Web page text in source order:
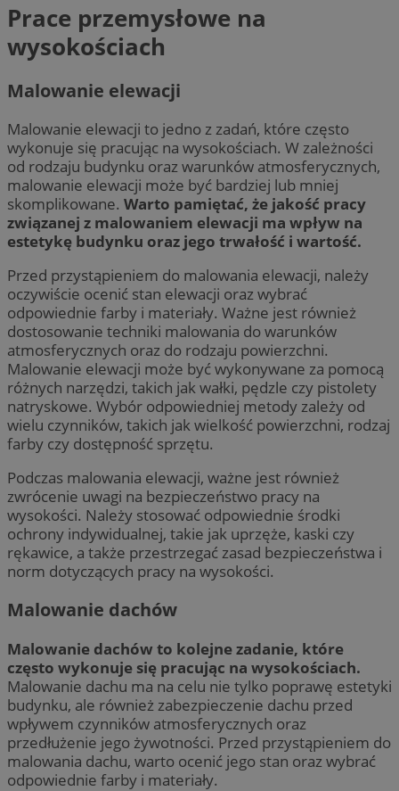
Prace przemysłowe na
wysokościach
Malowanie elewacji
Malowanie elewacji to jedno z zadań, które często
wykonuje się pracując na wysokościach. W zależności
od rodzaju budynku oraz warunków atmosferycznych,
malowanie elewacji może być bardziej lub mniej
skomplikowane. Warto pamiętać, że jakość pracy
związanej z malowaniem elewacji ma wpływ na
estetykę budynku oraz jego trwałość i wartość.
Przed przystąpieniem do malowania elewacji, należy
oczywiście ocenić stan elewacji oraz wybrać
odpowiednie farby i materiały. Ważne jest również
dostosowanie techniki malowania do warunków
atmosferycznych oraz do rodzaju powierzchni.
Malowanie elewacji może być wykonywane za pomocą
różnych narzędzi, takich jak wałki, pędzle czy pistolety
natryskowe. Wybór odpowiedniej metody zależy od
wielu czynników, takich jak wielkość powierzchni, rodzaj
farby czy dostępność sprzętu.
Podczas malowania elewacji, ważne jest również
zwrócenie uwagi na bezpieczeństwo pracy na
wysokości. Należy stosować odpowiednie środki
ochrony indywidualnej, takie jak uprzęże, kaski czy
rękawice, a także przestrzegać zasad bezpieczeństwa i
norm dotyczących pracy na wysokości.
Malowanie dachów
Malowanie dachów to kolejne zadanie, które
często wykonuje się pracując na wysokościach.
Malowanie dachu ma na celu nie tylko poprawę estetyki
budynku, ale również zabezpieczenie dachu przed
wpływem czynników atmosferycznych oraz
przedłużenie jego żywotności. Przed przystąpieniem do
malowania dachu, warto ocenić jego stan oraz wybrać
odpowiednie farby i materiały.